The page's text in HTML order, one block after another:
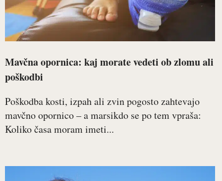
Mavčna opornica: kaj morate vedeti ob zlomu ali
poškodbi
Poškodba kosti, izpah ali zvin pogosto zahtevajo
mavčno opornico – a marsikdo se po tem vpraša:
Koliko časa moram imeti...